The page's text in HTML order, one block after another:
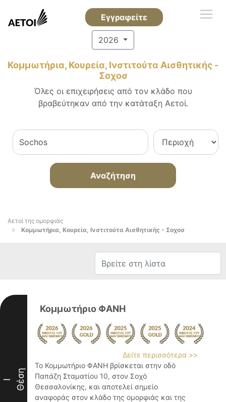
Εγγραφείτε
2026
Κομμωτήρια, Κουρεία, Ινστιτούτα Αισθητικής -
Σοχοσ
Όλες οι επιχειρήσεις από τον κλάδο που
βραβεύτηκαν από την κατάταξη Αετοί.
Αναζήτηση
Αετοί της ομορφιάς
Κομμωτήρια, Κουρεία, Ινστιτούτα Αισθητικής - Σοχοσ
I Θέση
Κομμωτήριο ΦΑΝΗ
Δείτε περισσότερα >>
Το Κομμωτήριο ΦΑΝΗ βρίσκεται στην οδό
Παπάζη Σταματίου 10, στον Σοχό
Θεσσαλονίκης, και αποτελεί σημείο
αναφοράς στον κλάδο της ομορφιάς και της